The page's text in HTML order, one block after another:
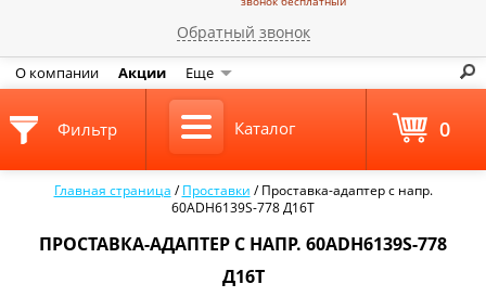
Обратный звонок
О компании Акции Еще
Главная страница /Проставки /Проставка-адаптер с напр.
60ADH6139S-778 Д16Т
ПРОСТАВКА-АДАПТЕР С НАПР. 60ADH6139S-778
Д16Т
Фильтр Каталог 0